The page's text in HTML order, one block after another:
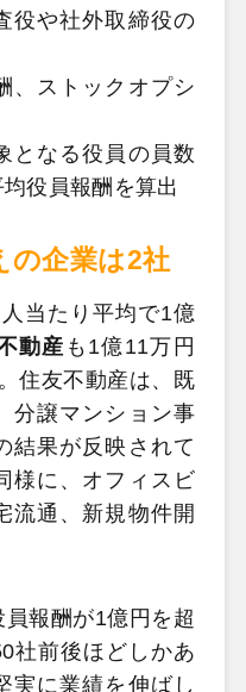
役や社外取締役の
、ストックオプシ
となる役員の員数
役員報酬を算出
の企業は2社
当たり平均で1億
動産 も1億11万円
住友不動産は、既
分譲マンション事
結果が反映されて
様に、オフィスビ
流通、新規物件開
報酬が1億円を超
社前後ほどしかあ
実に業績を伸ばし